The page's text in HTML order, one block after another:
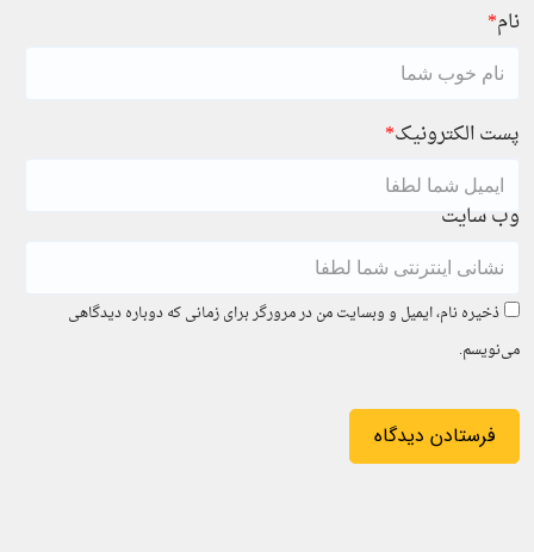
نام*
پست الکترونیک*
وب سایت
ذخیره نام، ایمیل و وبسایت من در مرورگر برای زمانی که دوباره دیدگاهی
می‌نویسم.